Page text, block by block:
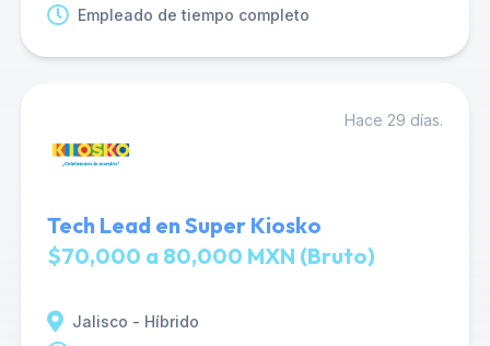
Empleado de tiempo completo
Hace 29 días.
Tech Lead en Super Kiosko
$70,000 a 80,000 MXN (Bruto)
Jalisco - Híbrido